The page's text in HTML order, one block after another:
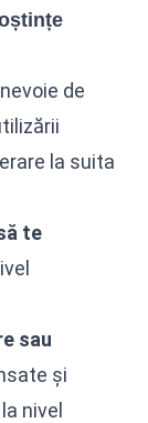
de
la suita
te
sau
și
nivel